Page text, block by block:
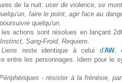
de la nuit:user de violence ,se
faire le point,agir face au
poursuivre quelqu'un
actions sont résolues en lançant
Instinct Sang-Froid, Requiem
Liens reste identique à celui d'AW,
entre les personnages. Idem pour le
-résister à la frénésie,